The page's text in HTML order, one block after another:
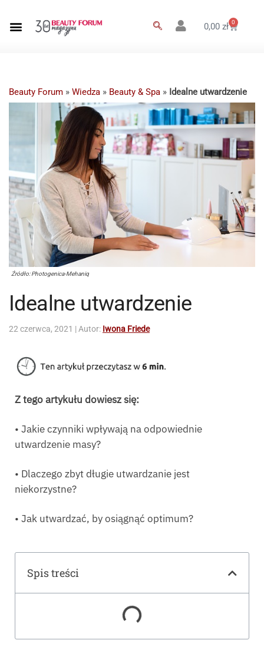
0,00zł 0
Beauty Forum » Wiedza » Beauty & Spa » Idealne utwardzenie
Źródło: Photogenica-Mehaniq
Idealne utwardzenie
22 czerwca, 2021 | Autor: Iwona Friede
Z tego artykułu dowiesz się:
• Jakie czynniki wpływają na odpowiednie
utwardzenie masy?
• Dlaczego zbyt długie utwardzanie jest
niekorzystne?
• Jak utwardzać, by osiągnąć optimum?
Spis treści